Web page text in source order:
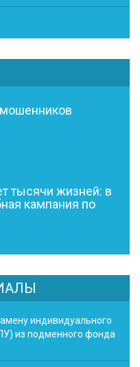
мошенников
тысячи жизней: в
кампания по
индивидуального
из подменного фонда